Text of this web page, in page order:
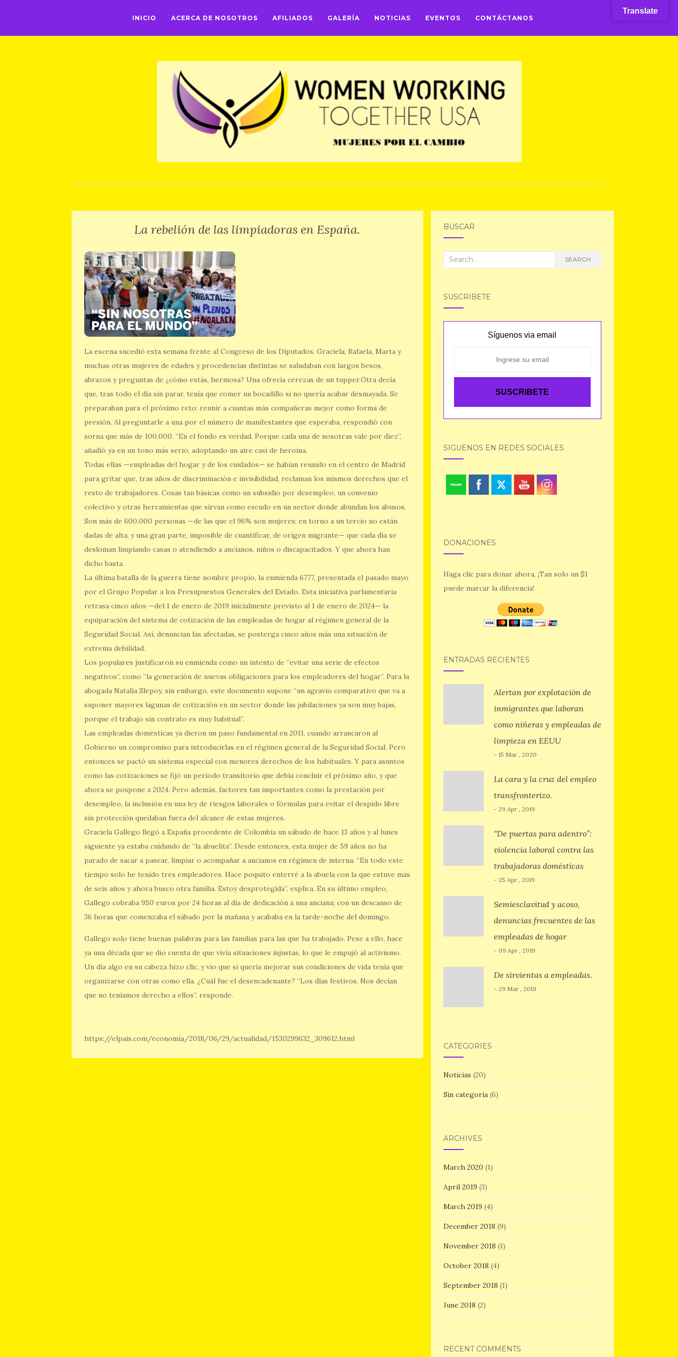
INICIO ACERCA DE NOSOTROS AFILIADOS GALERÍA NOTICIAS EVENTOS CONTÁCTANOS
La rebelión de las limpiadoras en España.
La escena sucedió esta semana frente al Congreso de los Diputados. Graciela, Rafaela, Marta y
muchas otras mujeres de edades y procedencias distintas se saludaban con largos besos,
abrazos y preguntas de ¿cómo estás, hermosa? Una ofrecía cerezas de un tupper.Otra decía
que, tras todo el día sin parar, tenía que comer un bocadillo si no quería acabar desmayada. Se
preparaban para el próximo reto: reunir a cuantas más compañeras mejor como forma de
presión. Al preguntarle a una por el número de manifestantes que esperaba, respondió con
sorna que más de 100.000. “En el fondo es verdad. Porque cada una de nosotras vale por diez”,
añadió ya en un tono más serio, adoptando un aire casi de heroína.
Todas ellas —empleadas del hogar y de los cuidados— se habían reunido en el centro de Madrid
para gritar que, tras años de discriminación e invisibilidad, reclaman los mismos derechos que el
resto de trabajadores. Cosas tan básicas como un subsidio por desempleo, un convenio
colectivo y otras herramientas que sirvan como escudo en un sector donde abundan los abusos.
Son más de 600.000 personas —de las que el 96% son mujeres; en torno a un tercio no están
dadas de alta; y una gran parte, imposible de cuantificar, de origen migrante— que cada día se
desloman limpiando casas o atendiendo a ancianos, niños o discapacitados. Y que ahora han
dicho basta.
La última batalla de la guerra tiene nombre propio, la enmienda 6777, presentada el pasado mayo
por el Grupo Popular a los Presupuestos Generales del Estado. Esta iniciativa parlamentaria
retrasa cinco años —del 1 de enero de 2019 inicialmente previsto al 1 de enero de 2024— la
equiparación del sistema de cotización de las empleadas de hogar al régimen general de la
Seguridad Social. Así, denuncian las afectadas, se posterga cinco años más una situación de
extrema debilidad.
Los populares justificaron su enmienda como un intento de “evitar una serie de efectos
negativos”, como “la generación de nuevas obligaciones para los empleadores del hogar”. Para la
abogada Natalia Slepoy, sin embargo, este documento supone “un agravio comparativo que va a
suponer mayores lagunas de cotización en un sector donde las jubilaciones ya son muy bajas,
porque el trabajo sin contrato es muy habitual”.
Las empleadas domésticas ya dieron un paso fundamental en 2011, cuando arrancaron al
Gobierno un compromiso para introducirlas en el régimen general de la Seguridad Social. Pero
entonces se pactó un sistema especial con menores derechos de los habituales. Y para asuntos
como las cotizaciones se fijó un periodo transitorio que debía concluir el próximo año, y que
ahora se pospone a 2024. Pero además, factores tan importantes como la prestación por
desempleo, la inclusión en una ley de riesgos laborales o fórmulas para evitar el despido libre
sin protección quedaban fuera del alcance de estas mujeres.
Graciela Gallego llegó a España procedente de Colombia un sábado de hace 13 años y al lunes
siguiente ya estaba cuidando de “la abuelita”. Desde entonces, esta mujer de 59 años no ha
parado de sacar a pasear, limpiar o acompañar a ancianos en régimen de interna. “En todo este
tiempo solo he tenido tres empleadores. Hace poquito enterré a la abuela con la que estuve más
de seis años y ahora busco otra familia. Estoy desprotegida”, explica. En su último empleo,
Gallego cobraba 950 euros por 24 horas al día de dedicación a una anciana; con un descanso de
36 horas que comenzaba el sábado por la mañana y acababa en la tarde-noche del domingo.
Gallego solo tiene buenas palabras para las familias para las que ha trabajado. Pese a ello, hace
ya una década que se dio cuenta de que vivía situaciones injustas, lo que le empujó al activismo.
Un día algo en su cabeza hizo clic, y vio que si quería mejorar sus condiciones de vida tenía que
organizarse con otras como ella. ¿Cuál fue el desencadenante? “Los días festivos. Nos decían
que no teníamos derecho a ellos”, responde.
https://elpais.com/economia/2018/06/29/actualidad/1530299632_309612.html
BUSCAR
Search
SEARCH
SUSCRIBETE
Síguenos via email
SÍGUENOS EN REDES SOCIALES
DONACIONES
Haga clic para donar ahora, ¡Tan solo un $1
puede marcar la diferencia!
ENTRADAS RECIENTES
Alertan por explotación de
inmigrantes que laboran
como niñeras y empleadas de
limpieza en EEUU
- 15 Mar , 2020
La cara y la cruz del empleo
transfronterizo.
- 29 Apr , 2019
“De puertas para adentro”:
violencia laboral contra las
trabajadoras domésticas
- 25 Apr , 2019
Semiesclavitud y acoso,
denuncias frecuentes de las
empleadas de hogar
- 09 Apr , 2019
De sirvientas a empleadas.
- 29 Mar , 2019
CATEGORIES
Noticias (20)
Sin categoría(6)
ARCHIVES
March 2020 (1)
April 2019 (3)
March 2019 (4)
December 2018 (9)
November 2018 (1)
October 2018 (4)
September 2018 (1)
June 2018 (2)
RECENT COMMENTS
Translate